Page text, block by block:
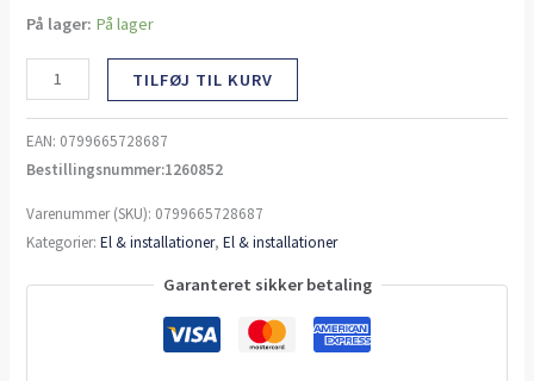
På lager: På lager
TILFØJ TIL KURV
EAN: 0799665728687
Bestillingsnummer:1260852
Varenummer (SKU): 0799665728687
Kategorier:El & installationer,El & installationer
Garanteret sikker betaling